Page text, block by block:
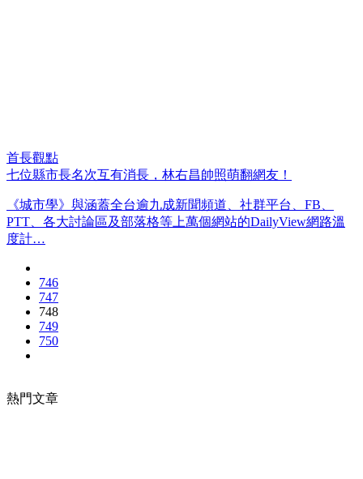
首長觀點
七位縣市長名次互有消長，林右昌帥照萌翻網友！
《城市學》與涵蓋全台逾九成新聞頻道、社群平台、FB、
PTT、各大討論區及部落格等上萬個網站的DailyView網路溫
度計…
746
747
748
749
750
熱門文章